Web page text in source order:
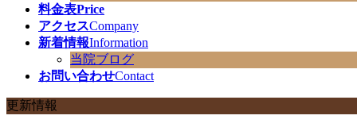
料金表Price
アクセスCompany
新着情報Information
当院ブログ
お問い合わせContact
更新情報